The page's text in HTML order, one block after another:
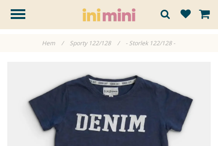
Hem / Sporty 122/128 / - Storlek 122/128 -